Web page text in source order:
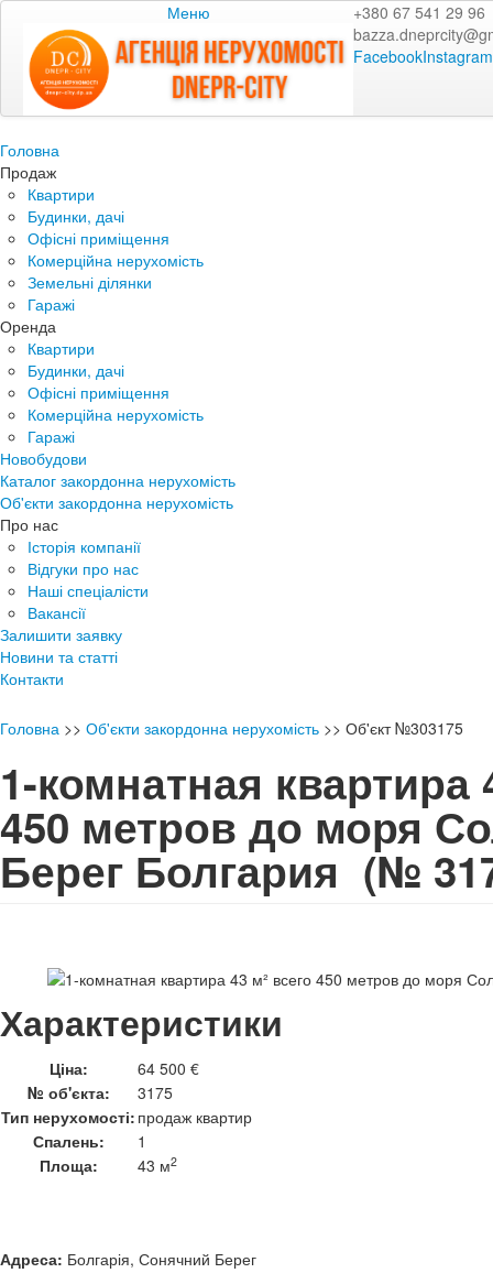
Меню
+380 67 541 29 96
FacebookInstagram
Головна
Продаж
Квартири
Будинки, дачі
Офісні приміщення
Комерційна нерухомість
Земельні ділянки
Гаражі
Оренда
Квартири
Будинки, дачі
Офісні приміщення
Комерційна нерухомість
Гаражі
Новобудови
Каталог закордонна нерухомість
Об'єкти закордонна нерухомість
Про нас
Історія компанії
Відгуки про нас
Наші спеціалісти
Вакансії
Залишити заявку
Новини та статті
Контакти
Головна >> Об'єкти закордонна нерухомість >> Об'єкт №303175
1-комнатная квартира
450 метров до моря
Берег Болгария (№
Характеристики
Ціна:
64 500 €
№ об'єкта:
3175
Тип нерухомості: продаж квартир
Спалень:
1
Площа:
43 м2
Адреса: Болгарія, Сонячний Берег